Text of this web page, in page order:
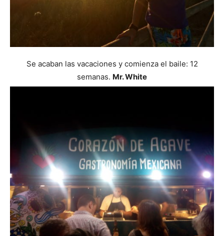
Se acaban las vacaciones y comienza el baile: 12
semanas. Mr. White